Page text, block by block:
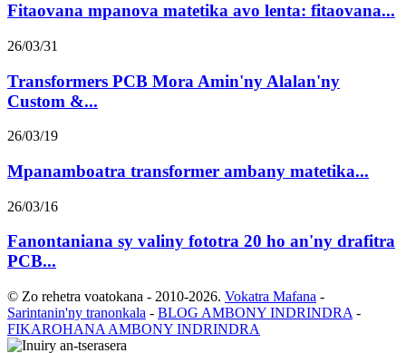
Fitaovana mpanova matetika avo lenta: fitaovana...
26/03/31
Transformers PCB Mora Amin'ny Alalan'ny
Custom &...
26/03/19
Mpanamboatra transformer ambany matetika...
26/03/16
Fanontaniana sy valiny fototra 20 ho an'ny drafitra
PCB...
© Zo rehetra voatokana - 2010-2026. Vokatra Mafana -
Sarintanin'ny tranonkala - BLOG AMBONY INDRINDRA -
FIKAROHANA AMBONY INDRINDRA